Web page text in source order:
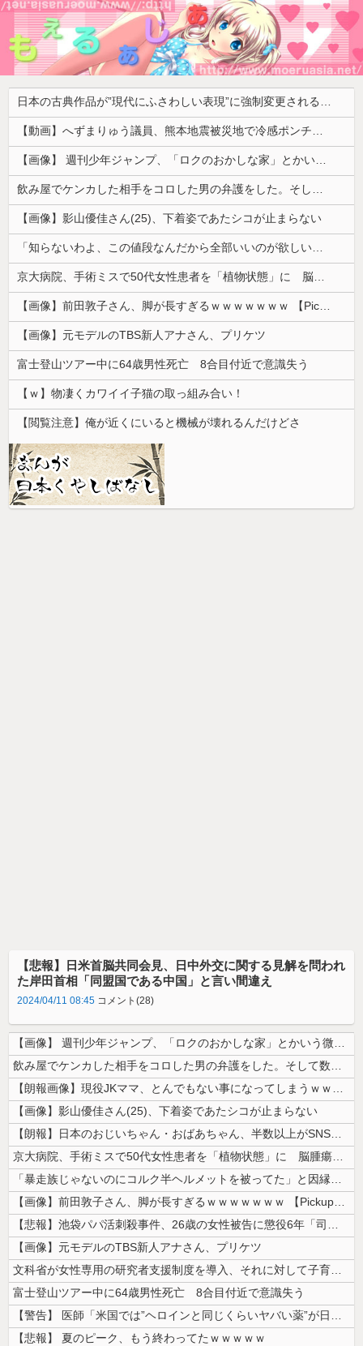
日本の古典作品が”現代にふさわしい表現”に強制変更される事態が進行中、今の価値観に照らせば……
【動画】へずまりゅう議員、熊本地震被災地で冷感ポンチョ配布 → 被災民の衝撃の反応がコチラ → ｗｗｗｗｗｗｗｗｗｗｗｗｗｗｗｗ
【画像】 週刊少年ジャンプ、「ロクのおかしな家」とかいう微妙な漫画を巻頭カラーにしたせいで100万部切る
飲み屋でケンカした相手をコロした男の弁護をした。そして数年後、因果応報を思わせる出来事が…
【画像】影山優佳さん(25)、下着姿であたシコが止まらない
「知らないわよ、この値段なんだから全部いいのが欲しいの」イチゴ売り場で言い返された話
京大病院、手術ミスで50代女性患者を「植物状態」に 脳腫瘍摘出手術で腫瘍の無い部位を摘出してしまう
【画像】前田敦子さん、脚が長すぎるｗｗｗｗｗｗｗ 【Pickup07091615】
【画像】元モデルのTBS新人アナさん、プリケツ
富士登山ツアー中に64歳男性死亡 8合目付近で意識失う
【ｗ】物凄くカワイイ子猫の取っ組み合い！
【閲覧注意】俺が近くにいると機械が壊れるんだけどさ
【悲報】日米首脳共同会見、日中外交に関する見解を問われ
た岸田首相「同盟国である中国」と言い間違え
2024/04/11 08:45 コメント(28)
【画像】 週刊少年ジャンプ、「ロクのおかしな家」とかいう微妙な漫画を巻...
飲み屋でケンカした相手をコロした男の弁護をした。そして数年後、因果応報...
【朗報画像】現役JKママ、とんでもない事になってしまうｗｗｗｗｗｗｗｗ...
【画像】影山優佳さん(25)、下着姿であたシコが止まらない
【朗報】日本のおじいちゃん・おばあちゃん、半数以上がSNSを使いこなし...
京大病院、手術ミスで50代女性患者を「植物状態」に 脳腫瘍摘出手術で腫...
「暴走族じゃないのにコルク半ヘルメットを被ってた」と因縁つけて暴行 少...
【画像】前田敦子さん、脚が長すぎるｗｗｗｗｗｗｗ 【Pickup070...
【悲報】池袋パパ活刺殺事件、26歳の女性被告に懲役6年「司法の女割」批...
【画像】元モデルのTBS新人アナさん、プリケツ
文科省が女性専用の研究者支援制度を導入、それに対して子育て負担に苦しむ...
富士登山ツアー中に64歳男性死亡 8合目付近で意識失う
【警告】 医師「米国では”ヘロインと同じくらいヤバい薬”が日本では平気...
【悲報】 夏のピーク、もう終わってたｗｗｗｗｗ